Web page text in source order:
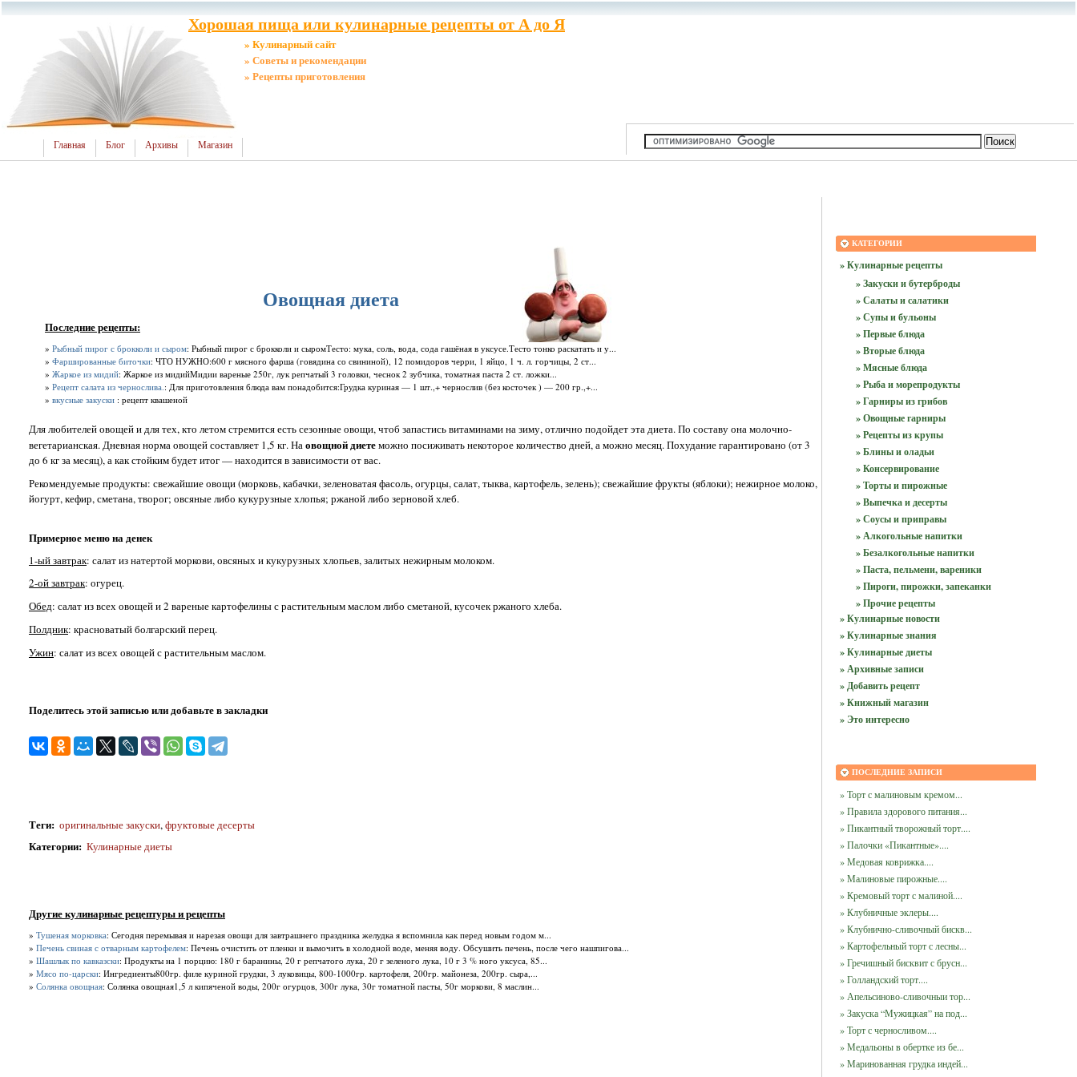
Хорошая пища или кулинарные рецепты от А до Я
» Кулинарный сайт
» Советы и рекомендации
» Рецепты приготовления
Главная Блог Архивы Магазин
Овощная диета
Последние рецепты:
» Рыбный пирог с брокколи и сыром: Рыбный пирог с брокколи и сыромТесто: мука, соль, вода, сода гашёная в уксусе.Тесто тонко раскатать и у...
» Фаршированные биточки: ЧТО НУЖНО:600 г мясного фарша (говядина со свининой), 12 помидоров черри, 1 яйцо, 1 ч. л. горчицы, 2 ст...
» Жаркое из мидий: Жаркое из мидийМидии вареные 250г, лук репчатый 3 головки, чеснок 2 зубчика, томатная паста 2 ст. ложки...
» Рецепт салата из чернослива. : Для приготовления блюда вам понадобится:Грудка куриная — 1 шт.,+ чернослив (без косточек ) — 200 гр.,+...
» вкусные закуски : рецепт квашеной
Для любителей овощей и для тех, кто летом стремится есть сезонные овощи, чтоб запастись витаминами на зиму, отлично подойдет эта диета. По составу она молочно-
вегетарианская. Дневная норма овощей составляет 1,5 кг. Наовощной диетеможно посиживать некоторое количество дней, а можно месяц. Похудание гарантировано (от 3
до 6 кг за месяц), а как стойким будет итог — находится в зависимости от вас.
Рекомендуемые продукты: свежайшие овощи (морковь, кабачки, зеленоватая фасоль, огурцы, салат, тыква, картофель, зелень); свежайшие фрукты (яблоки); нежирное молоко,
йогурт, кефир, сметана, творог; овсяные либо кукурузные хлопья; ржаной либо зерновой хлеб.
Примерное меню на денек
1-ый завтрак: салат из натертой моркови, овсяных и кукурузных хлопьев, залитых нежирным молоком.
2-ой завтрак: огурец.
Обед: салат из всех овощей и 2 вареные картофелины с растительным маслом либо сметаной, кусочек ржаного хлеба.
Полдник: красноватый болгарский перец.
Ужин: салат из всех овощей с растительным маслом.
Поделитесь этой записью или добавьте в закладки
Теги: оригинальные закуски,фруктовые десерты
Категории: Кулинарные диеты
Другие кулинарные рецептуры и рецепты
» Тушеная морковка: Сегодня перемывая и нарезая овощи для завтрашнего праздника желудка я вспомнила как перед новым годом м...
» Печень свиная с отварным картофелем: Печень очистить от пленки и вымочить в холодной воде, меняя воду. Обсушить печень, после чего нашпигова...
» Шашлык по кавказски: Продукты на 1 порцию: 180 г баранины, 20 г репчатого лука, 20 г зеленого лука, 10 г 3 % ного уксуса, 85...
» Мясо по-царски: Ингредиенты800гр. филе куриной грудки, 3 луковицы, 800-1000гр. картофеля, 200гр. майонеза, 200гр. сыра,...
» Солянка овощная: Солянка овощная1,5 л кипяченой воды, 200г огурцов, 300г лука, 30г томатной пасты, 50г моркови, 8 маслин...
КАТЕГОРИИ
» Кулинарные рецепты
» Закуски и бутерброды
» Салаты и салатики
» Супы и бульоны
» Первые блюда
» Вторые блюда
» Мясные блюда
» Рыба и морепродукты
» Гарниры из грибов
» Овощные гарниры
» Рецепты из крупы
» Блины и оладьи
» Консервирование
» Торты и пирожные
» Выпечка и десерты
» Соусы и приправы
» Алкогольные напитки
» Безалкогольные напитки
» Паста, пельмени, вареники
» Пироги, пирожки, запеканки
» Прочие рецепты
» Кулинарные новости
» Кулинарные знания
» Кулинарные диеты
» Архивные записи
» Добавить рецепт
» Книжный магазин
» Это интересно
ПОСЛЕДНИЕ ЗАПИСИ
» Торт с малиновым кремом...
» Правила здорового питания...
» Пикантный творожный торт....
» Палочки «Пикантные»....
» Медовая коврижка....
» Малиновые пирожные....
» Кремовый торт с малиной....
» Клубничные эклеры....
» Клубнично-сливочный бискв...
» Картофельный торт с лесны...
» Гречишный бисквит с брусн...
» Голландский торт....
» Апельсиново-сливочныи тор...
» Закуска “Мужицкая” на под...
» Торт с черносливом....
» Медальоны в обертке из бе...
» Маринованная грудка индей...